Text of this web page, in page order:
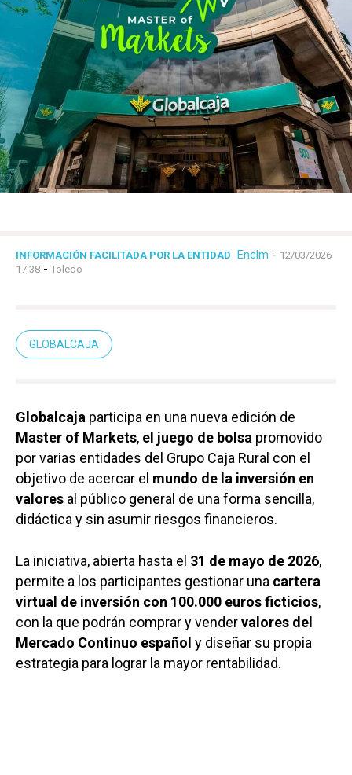
INFORMACIÓN FACILITADA POR LA ENTIDAD Enclm - 12/03/2026
17:38 - Toledo
GLOBALCAJA
Globalcaja participa en una nueva edición de
Master of Markets, el juego de bolsa promovido
por varias entidades del Grupo Caja Rural con el
objetivo de acercar el mundo de la inversión en
valores al público general de una forma sencilla,
didáctica y sin asumir riesgos financieros.
La iniciativa, abierta hasta el 31 de mayo de 2026,
permite a los participantes gestionar una cartera
virtual de inversión con 100.000 euros ficticios,
con la que podrán comprar y vendervalores del
Mercado Continuo español y diseñar su propia
estrategia para lograr la mayor rentabilidad.